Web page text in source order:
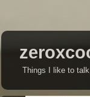
Things I like to